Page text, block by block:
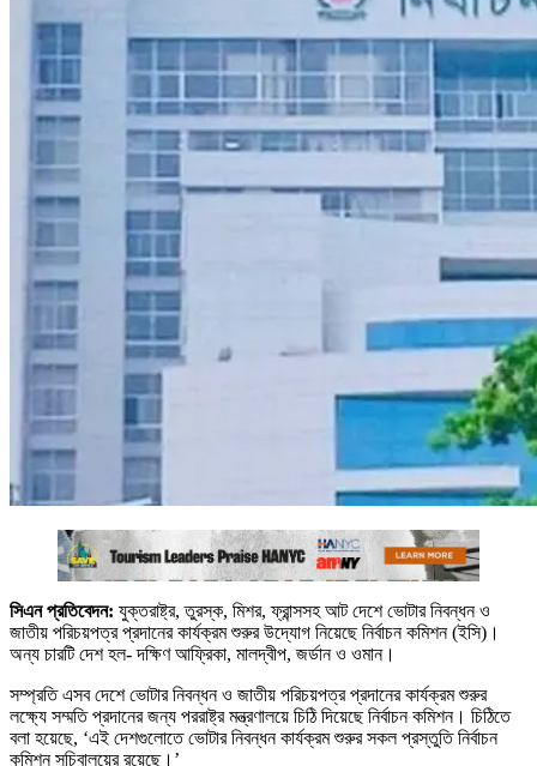
সিএন প্রতিবেদন: যুক্তরাষ্ট্র, তুরস্ক, মিশর, ফ্রান্সসহ আট দেশে ভোটার নিবন্ধন ও
জাতীয় পরিচয়পত্র প্রদানের কার্যক্রম শুরুর উদ্যোগ নিয়েছে নির্বাচন কমিশন (ইসি)।
অন্য চারটি দেশ হল- দক্ষিণ আফ্রিকা, মালদ্বীপ, জর্ডান ও ওমান।
সম্প্রতি এসব দেশে ভোটার নিবন্ধন ও জাতীয় পরিচয়পত্র প্রদানের কার্যক্রম শুরুর
লক্ষ্যে সম্মতি প্রদানের জন্য পররাষ্ট্র মন্ত্রণালয়ে চিঠি দিয়েছে নির্বাচন কমিশন। চিঠিতে
বলা হয়েছে, ‘এই দেশগুলোতে ভোটার নিবন্ধন কার্যক্রম শুরুর সকল প্রস্তুতি নির্বাচন
কমিশন সচিবালয়ের রয়েছে।’